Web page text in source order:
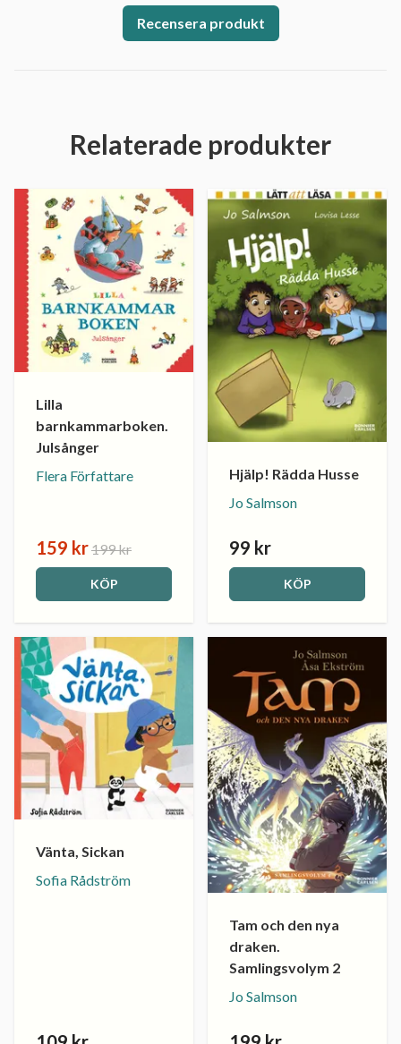
Recensera produkt
Relaterade produkter
Lilla
barnkammarboken.
Julsånger
Flera Författare
159 kr199 kr
KÖP
Hjälp! Rädda Husse
Jo Salmson
99 kr
KÖP
Vänta, Sickan
Sofia Rådström
Tam och den nya
draken.
Samlingsvolym 2
Jo Salmson